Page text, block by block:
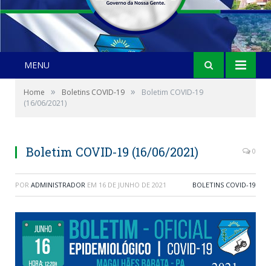
MENU
Home » Boletins COVID-19 »
Boletim COVID-19
(16/06/2021)
Boletim COVID-19 (16/06/2021) 0
POR ADMINISTRADOR EM 16 DE JUNHO DE 2021 BOLETINS COVID-19